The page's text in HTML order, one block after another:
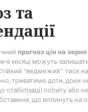
та
прогноз цін на зерно
місяці можуть
“ведмежий” тиск на
триватиме доти, доки
стабілізації попиту або
що вплинуть на